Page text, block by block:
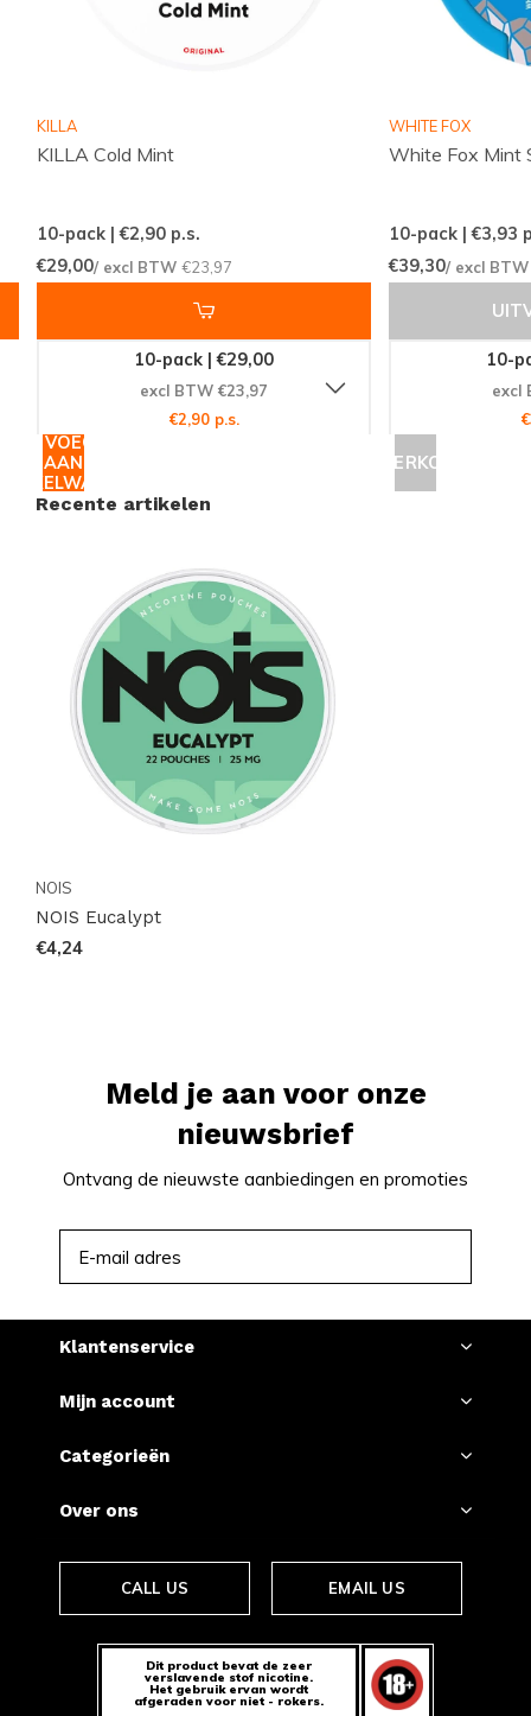
Productdetails
Producttype:Nicotine Pouches
Nicotine per zakje:12.5 mg
Nicotine per gram:
Inhoud per bakje:11 gram
HRJ Production
Bestel Nu en Ervaar Het Verschil
Wacht niet langer en voeg
tevreden klanten wereldwijd vertrouwen op
Snussie.com voor hun nicotineproducten. Profiteer
van onze snelle en betrouwbare wereldwijde
verzending en ervaar de kwaliteit en het gemak van
online winkelen bij een van de grootste platforms ter
wereld. Bestel nu en ervaar de verfrissende smaak
van NOIS Eucalypt!
KILLA
KILLA Cold Mint
10-pack | €2,90p.s.
€29,00/ excl BTW €23,97
10-pack | €29,00
excl BTW €23,97
€2,90 p.s.
TOEVOEGEN
AAN
WHITE FOX
White Fox Mint
10-pack | €3,93
€39,30/ excl
10-
excl
UITVERKOCHT
Recente artikelen
NOIS
NOIS Eucalypt
€4,24
Meld je aan voor onze
nieuwsbrief
Ontvang de nieuwste aanbiedingen en promoties
Klantenservice
Mijn account
Categorieën
Over ons
CALL US EMAIL US
Dit product bevat de zeer
verslavende stof nicotine.
Het gebruik ervan wordt
afgeraden voor niet - rokers.